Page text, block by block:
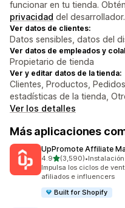
funcionar en tu tienda.
privacidad del desarrollador.
Ver datos de clientes:
Datos sensibles, datos del
Ver datos de empleados y
Propietario de tienda
Ver y editar datos de la tienda:
Clientes, Productos,
estadísticas de la tienda,
Ver los detalles
Más aplicaciones
UpPromote Affiliate
4.9de 5 estrellas
(3,590)
3590 reseñas en total
•
Impulsa los ciclos de
afiliados e influencers
Built for Shopify